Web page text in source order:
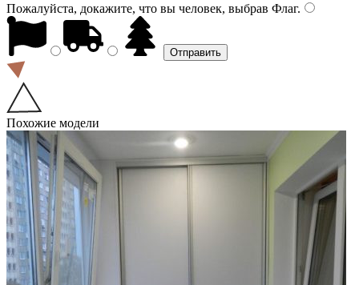
Пожалуйста, докажите, что вы человек, выбрав Флаг.
Похожие модели